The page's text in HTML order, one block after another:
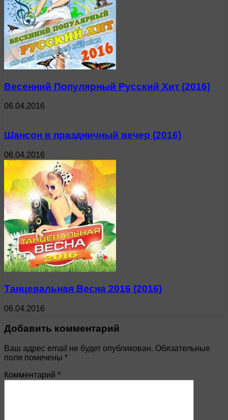
Весенний Популярный Русский Хит (2016)
06.04.2016
Шансон в праздничный вечер (2016)
06.04.2016
Танцевальная Весна 2016 (2016)
06.04.2016
Добавить комментарий
Ваш адрес email не будет опубликован. Обязательные
поля помечены *
Комментарий *